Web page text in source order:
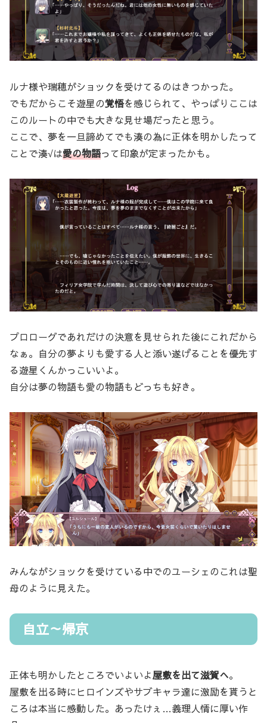
ルナ様や瑞穂がショックを受けてるのはきつかった。
でもだからこそ遊星の覚悟を感じられて、やっぱりここは
このルートの中でも大きな見せ場だったと思う。
ここで、夢を一旦諦めてでも湊の為に正体を明かしたって
ことで湊√は愛の物語って印象が定まったかも。
プロローグであれだけの決意を見せられた後にこれだから
なぁ。自分の夢よりも愛する人と添い遂げることを優先す
る遊星くんかっこいいよ。
自分は夢の物語も愛の物語もどっちも好き。
みんながショックを受けている中でのユーシェのこれは聖
母のように見えた。
自立～帰京
正体も明かしたところでいよいよ屋敷を出て滋賀へ。
屋敷を出る時にヒロインズやサブキャラ達に激励を貰うと
ころは本当に感動した。あったけぇ…義理人情に厚い作